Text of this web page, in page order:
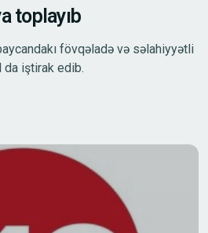
toplayıb
fövqəladə və səlahiyyətli
da iştirak edib.